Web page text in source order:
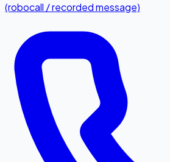
(robocall / recorded message)